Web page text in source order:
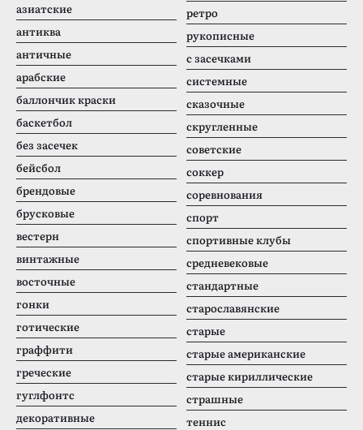
азиатские
антиква
античные
арабские
баллончик краски
баскетбол
без засечек
бейсбол
брендовые
брусковые
вестерн
винтажные
восточные
гонки
готические
граффити
греческие
гуглфонтс
декоративные
ретро
рукописные
с засечками
системные
сказочные
скругленные
советские
соккер
соревнования
спорт
спортивные клубы
средневековые
стандартные
старославянские
старые
старые американские
старые кириллические
страшные
теннис